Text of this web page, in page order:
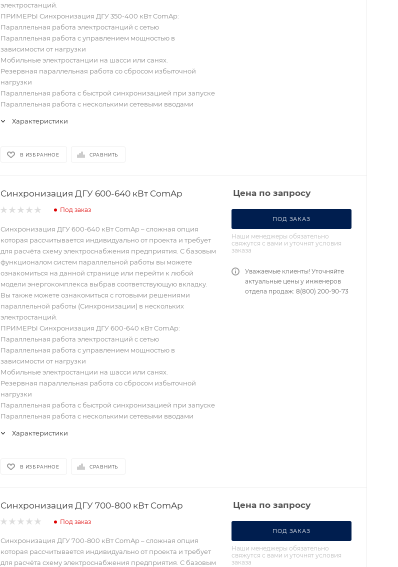
электростанций.
ПРИМЕРЫ Синхронизация ДГУ 350-400 кВт ComAp:
Параллельная работа электростанций с сетью
Параллельная работа с управлением мощностью в
зависимости от нагрузки
Мобильные электростанции на шасси или санях.
Резервная параллельная работа со сбросом избыточной
нагрузки
Параллельная работа с быстрой синхронизацией при запуске
Параллельная работа с несколькими сетевыми вводами
Характеристики
В ИЗБРАННОЕ СРАВНИТЬ
Синхронизация ДГУ 600-640 кВт ComAp
Под заказ
Синхронизация ДГУ 600-640 кВт ComAp – сложная опция
которая рассчитывается индивидуально от проекта и требует
для расчёта схему электроснабжения предприятия. С базовым
функционалом систем параллельной работы вы можете
ознакомиться на данной странице или перейти к любой
модели энергокомплекса выбрав соответствующую вкладку.
Вы также можете ознакомиться с готовыми решениями
параллельной работы (Синхронизации) в нескольких
электростанций.
ПРИМЕРЫ Синхронизация ДГУ 600-640 кВт ComAp:
Параллельная работа электростанций с сетью
Параллельная работа с управлением мощностью в
зависимости от нагрузки
Мобильные электростанции на шасси или санях.
Резервная параллельная работа со сбросом избыточной
нагрузки
Параллельная работа с быстрой синхронизацией при запуске
Параллельная работа с несколькими сетевыми вводами
Характеристики
В ИЗБРАННОЕ СРАВНИТЬ
Цена по запросу
ПОД ЗАКАЗ
Наши менеджеры обязательно
свяжутся с вами и уточнят условия
заказа
Уважаемые клиенты! Уточняйте
актуальные цены у инженеров
отдела продаж: 8(800) 200-90-73
Синхронизация ДГУ 700-800 кВт ComAp
Под заказ
Синхронизация ДГУ 700-800 кВт ComAp – сложная опция
которая рассчитывается индивидуально от проекта и требует
для расчёта схему электроснабжения предприятия. С базовым
Цена по запросу
ПОД ЗАКАЗ
Наши менеджеры обязательно
свяжутся с вами и уточнят условия
заказа